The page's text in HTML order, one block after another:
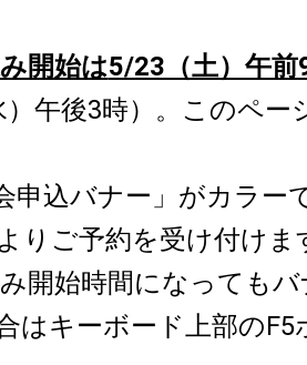
開始は5/23（土）午前
）午後3時）。このペー
ナー」がカラーで
りご予約を受け付けま
始時間になってもバ
はキーボード上部のF5